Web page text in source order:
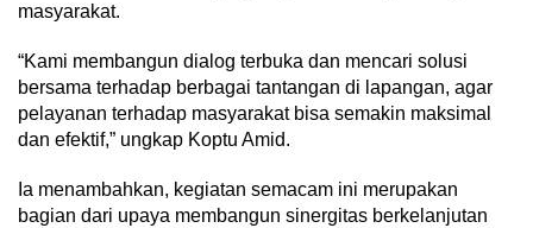
masyarakat.
“Kami membangun dialog terbuka dan mencari solusi
bersama terhadap berbagai tantangan di lapangan, agar
pelayanan terhadap masyarakat bisa semakin maksimal
dan efektif,” ungkap Koptu Amid.
Ia menambahkan, kegiatan semacam ini merupakan
bagian dari upaya membangun sinergitas berkelanjutan